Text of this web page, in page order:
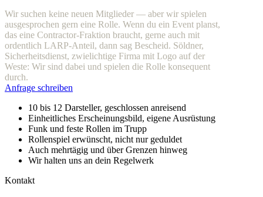
Wir suchen keine neuen Mitglieder — aber wir spielen
ausgesprochen gern eine Rolle. Wenn du ein Event planst,
das eine Contractor-Fraktion braucht, gerne auch mit
ordentlich LARP-Anteil, dann sag Bescheid. Söldner,
Sicherheitsdienst, zwielichtige Firma mit Logo auf der
Weste: Wir sind dabei und spielen die Rolle konsequent
durch.
Anfrage schreiben
10 bis 12 Darsteller, geschlossen anreisend
Einheitliches Erscheinungsbild, eigene Ausrüstung
Funk und feste Rollen im Trupp
Rollenspiel erwünscht, nicht nur geduldet
Auch mehrtägig und über Grenzen hinweg
Wir halten uns an dein Regelwerk
Kontakt